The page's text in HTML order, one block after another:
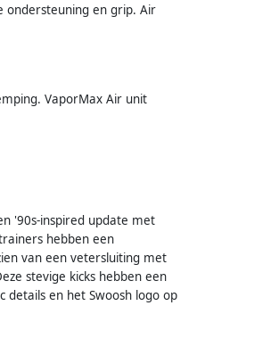
ondersteuning en grip. Air
VaporMax Air unit
'90s-inspired update met
hebben een
van een vetersluiting met
stevige kicks hebben een
en het Swoosh logo op